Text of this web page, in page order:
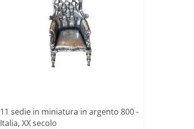
11 sedie in miniatura in argento 800 -
Italia, XX secolo